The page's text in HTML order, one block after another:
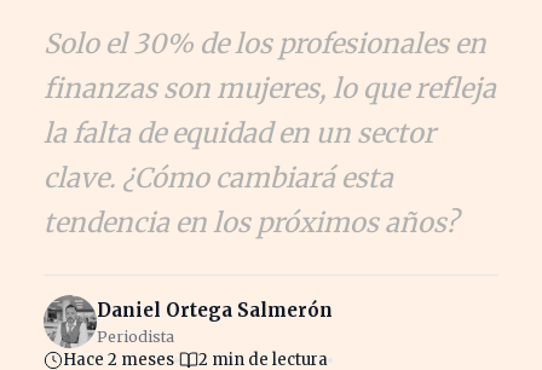
Solo el 30% de los profesionales en
finanzas son mujeres, lo que refleja
la falta de equidad en un sector
clave. ¿Cómo cambiará esta
tendencia en los próximos años?
Daniel Ortega Salmerón
Periodista
Hace 2 meses 2 min de lectura